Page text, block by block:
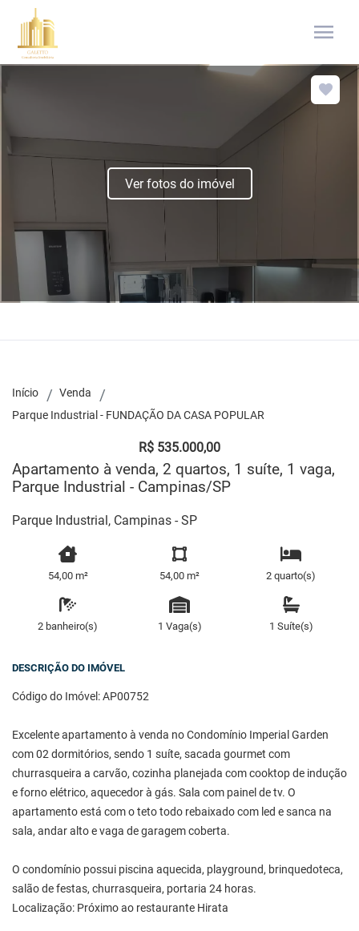
menu
Ver fotos do imóvel
Início
Venda
Parque Industrial - FUNDAÇÃO DA CASA POPULAR
R$ 535.000,00
Apartamento à venda, 2 quartos, 1 suíte, 1 vaga,
Parque Industrial - Campinas/SP
Parque Industrial, Campinas - SP
54,00 m² 54,00 m² 2 quarto(s)
2 banheiro(s) 1 Vaga(s) 1 Suíte(s)
DESCRIÇÃO DO IMÓVEL
Código do Imóvel: AP00752
Excelente apartamento à venda no Condomínio Imperial Garden
com 02 dormitórios, sendo 1 suíte, sacada gourmet com
churrasqueira a carvão, cozinha planejada com cooktop de indução
e forno elétrico, aquecedor à gás. Sala com painel de tv. O
apartamento está com o teto todo rebaixado com led e sanca na
sala, andar alto e vaga de garagem coberta.
O condomínio possui piscina aquecida, playground, brinquedoteca,
salão de festas, churrasqueira, portaria 24 horas.
Localização: Próximo ao restaurante Hirata